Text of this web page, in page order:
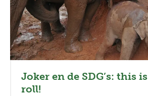
Joker en de SDG’s: this
roll!